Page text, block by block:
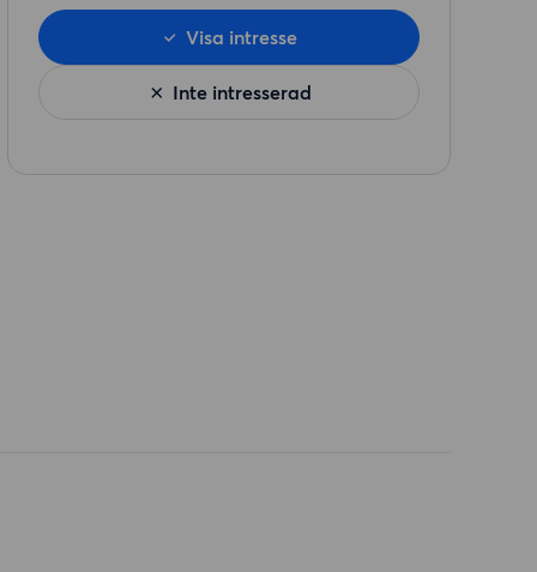
Inte intresserad
Visa intresse